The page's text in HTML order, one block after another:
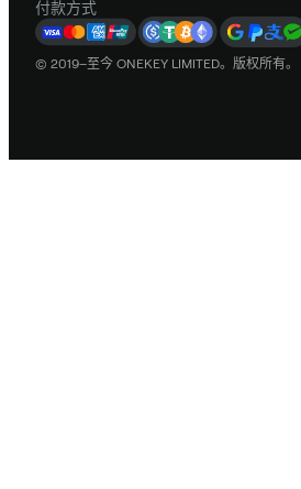
付款方式
© 2019–至今 ONEKEY LIMITED。版权所有。